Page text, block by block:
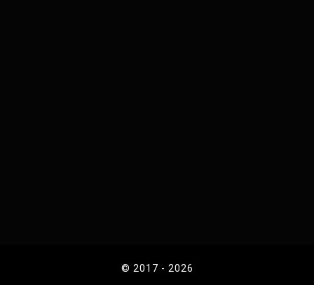
© 2017 - 2026